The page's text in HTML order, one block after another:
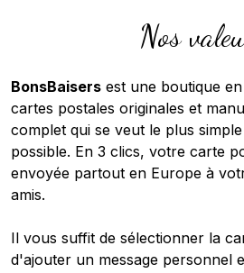
Nos
BonsBaisers est une boutique
cartes postales originales et
complet qui se veut le plus
possible. En 3 clics, votre carte
envoyée partout en Europe à
amis.
Il vous suffit de sélectionner la
d'ajouter un message personnel